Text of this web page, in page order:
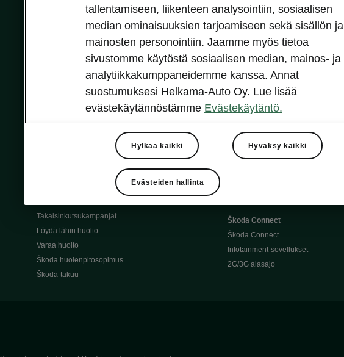
Škoda Yksityisleasing
Škodan Vakuutus
Škoda 4×4 -mallit
Škoda-katumaasturimallit
Alkuperäiset Škoda-varaosat
Alkuperäiset Škoda-moottoriöljyt
Takaisinkutsukampanjat
Löydä lähin huolto
Varaa huolto
Škoda huolenpitosopimus
Škoda-takuu
Sähköautot ja hybridit
Sähköautot ja hybridit
Ladattavat hybridit
Vinkkejä sähköautoiluun
Ajoakku ja turvallisuus
Ohjelmiston päivitys
Kotilataus
Latauspisteet kartalla
Škoda Connect
Škoda Connect
Infotainment-sovellukset
2G/3G alasajo
tallentamiseen, liikenteen analysointiin, sosiaalisen
median ominaisuuksien tarjoamiseen sekä sisällön ja
mainosten personointiin. Jaamme myös tietoa
sivustomme käytöstä sosiaalisen median, mainos- ja
analytiikkakumppaneidemme kanssa. Annat
suostumuksesi Helkama-Auto Oy. Lue lisää
evästekäytännöstämme Evästekäytäntö.
Hylkää kaikki Hyväksy kaikki
Evästeiden hallinta